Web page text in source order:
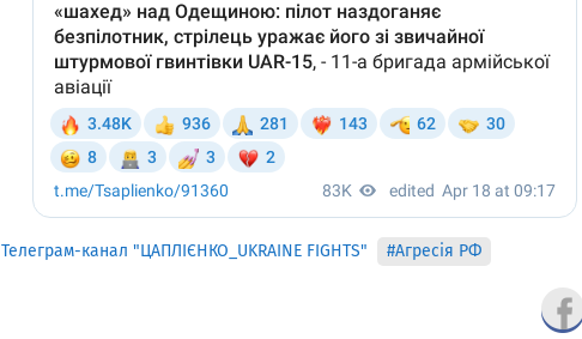
Телеграм-канал "ЦАПЛІЄНКО_UKRAINE FIGHTS" #Агресія РФ